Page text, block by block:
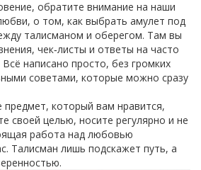
обратите внимание на наши
о том, как выбрать амулет под
талисманом и оберегом. Там вы
чек‑листы и ответы на часто
написано просто, без громких
советами, которые можно сразу
предмет, который вам нравится,
своей целью, носите регулярно и не
работа над любовью
Талисман лишь подскажет путь, а